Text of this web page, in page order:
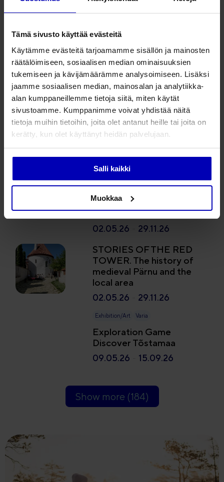
Tämä sivusto käyttää evästeitä
Käytämme evästeitä tarjoamamme sisällön ja mainosten
räätälöimiseen, sosiaalisen median ominaisuuksien
tukemiseen ja kävijämäärämme analysoimiseen. Lisäksi
jaamme sosiaalisen median, mainosalan ja analytiikka-
alan kumppaneillemme tietoja siitä, miten käytät
sivustoamme. Kumppanimme voivat yhdistää näitä
tietoja muihin tietoihin, joita olet antanut heille tai joita on
kerätty, kun olet käyttänyt heidän palvelujaan.
Salli kaikki
Muokkaa
02.05.26 - 09.01.27
Exhibition/Art
PÄRNU MUSEUM. The
story of Pärnu begins here
02.05.26 - 09.01.27
THE ESTONIAN
NATIONAL AWAKENING.
Lydia Koidula and J. V.
Jannsen
02.05.26 - 29.11.26
THE ESTONIAN
Lydia Koidula and J. V.
Jannsen
02.05.26 29.11.26
STORIES OF THE RED
TOWER. The history of
medieval Pärnu and the
local area
02.05.26 29.11.26
Exhibition/Art Varia
Exploration Game
Discover Tõstamaa
09.05.26 15.09.26
Show more (184)